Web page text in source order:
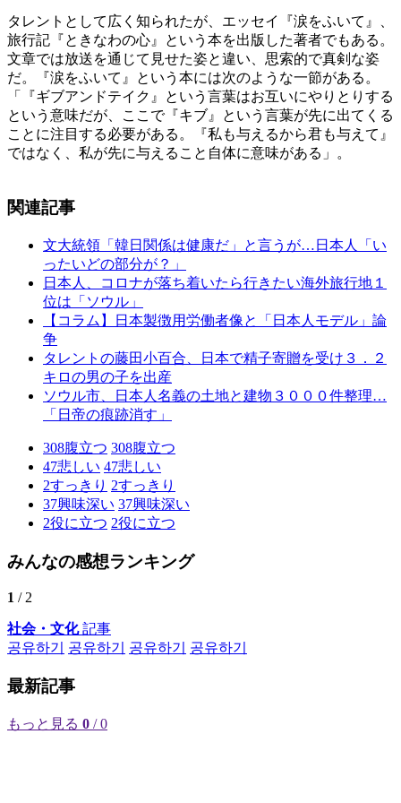
タレントとして広く知られたが、エッセイ『涙をふいて』、
旅行記『ときなわの心』という本を出版した著者でもある。
文章では放送を通じて見せた姿と違い、思索的で真剣な姿
だ。『涙をふいて』という本には次のような一節がある。
「『ギブアンドテイク』という言葉はお互いにやりとりする
という意味だが、ここで『キブ』という言葉が先に出てくる
ことに注目する必要がある。『私も与えるから君も与えて』
ではなく、私が先に与えること自体に意味がある」。
関連記事
文大統領「韓日関係は健康だ」と言うが…日本人「い
ったいどの部分が？」
日本人、コロナが落ち着いたら行きたい海外旅行地１
位は「ソウル」
【コラム】日本製徴用労働者像と「日本人モデル」論
争
タレントの藤田小百合、日本で精子寄贈を受け３．２
キロの男の子を出産
ソウル市、日本人名義の土地と建物３０００件整理…
「日帝の痕跡消す」
308腹立つ 308腹立つ
47悲しい 47悲しい
2すっきり 2すっきり
37興味深い 37興味深い
2役に立つ 2役に立つ
みんなの感想ランキング
1 / 2
社会・文化記事
공유하기
공유하기 공유하기 공유하기
最新記事
もっと見る 0 / 0